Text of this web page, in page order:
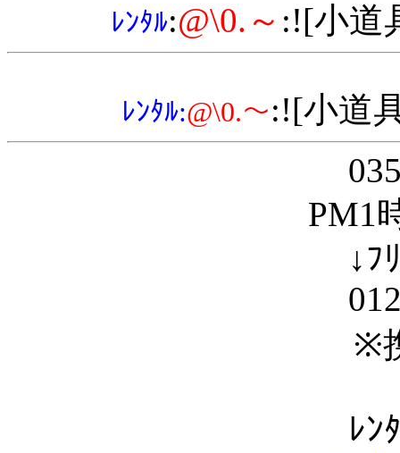
ﾚﾝﾀﾙ:@\0.～ :![小道
ﾚﾝﾀﾙ:@\0.～:![小道
PM1
↓ﾌ
※
ﾚﾝ